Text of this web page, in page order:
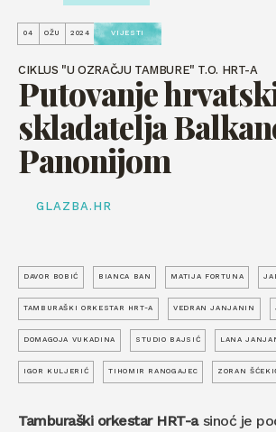
04 OŽU 2024 VIJESTI
CIKLUS "U OZRAČJU TAMBURE" T.O. HRT-A
Putovanje
skladatelja
Panonijom
GLAZBA.HR
DAVOR BOBIĆ BIANCA BAN MATIJA FORTUNA
TAMBURAŠKI ORKESTAR HRT-A VEDRAN JANJANIN
DOMAGOJA VUKADINA STUDIO BAJSIĆ LANA
IGOR KULJERIĆ TIHOMIR RANOGAJEC ZORAN
Tamburaški orkestar HRT-asinoć je